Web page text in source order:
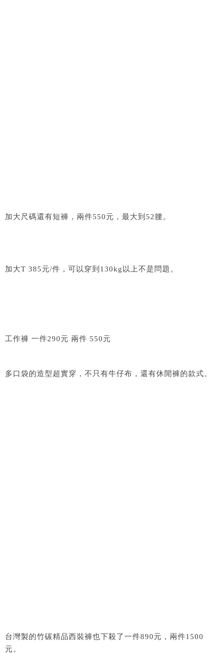
加大尺碼還有短褲，兩件550元，最大到52腰。
加大T 385元/件，可以穿到130kg以上不是問題。
工作褲 一件290元 兩件 550元
多口袋的造型超實穿，不只有牛仔布，還有休閒褲的款式。
台灣製的竹碳精品西裝褲也下殺了一件890元，兩件1500
元。